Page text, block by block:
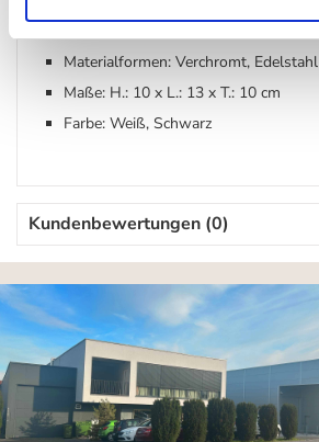
Materialformen: Verchromt, Edelstahl
Maße: H.: 10 x L.: 13 x T.: 10 cm
Farbe: Weiß, Schwarz
Kundenbewertungen (0)